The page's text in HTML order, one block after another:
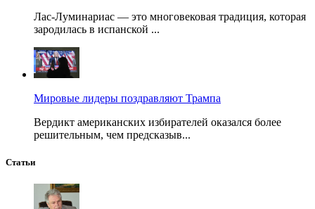
Лас-Луминариас — это многовековая традиция, которая
зародилась в испанской ...
Мировые лидеры поздравляют Трампа
Вердикт американских избирателей оказался более
решительным, чем предсказыв...
Статьи